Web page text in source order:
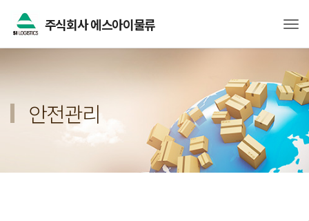
주식회사 에스아이물류
안전관리